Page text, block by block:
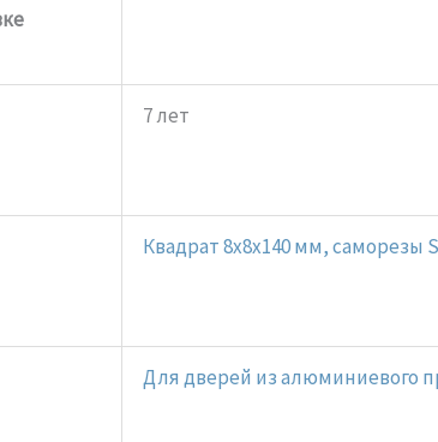
7 лет
Квадрат 8x8x140 мм, саморезы
Для дверей из алюминиевого